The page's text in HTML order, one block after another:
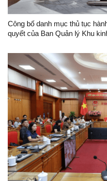
Công bố danh mục thủ tục hành
quyết của Ban Quản lý Khu